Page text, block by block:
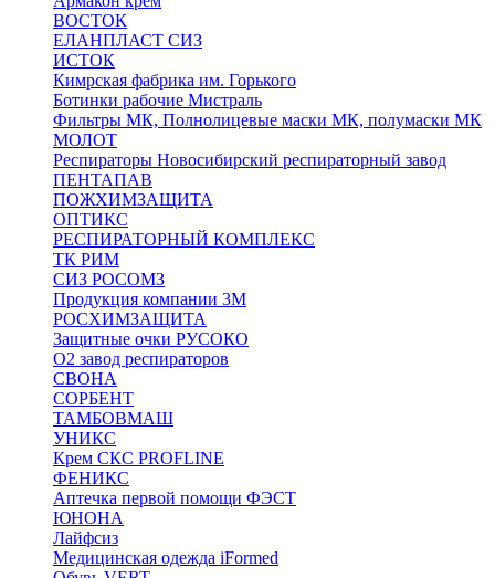
ВОСТОК
ЕЛАНПЛАСТ СИЗ
ИСТОК
Кимрская фабрика им. Горького
Ботинки рабочие Мистраль
Фильтры МК, Полнолицевые маски МК, полумаски МК
МОЛОТ
Респираторы Новосибирский респираторный завод
ПЕНТАПАВ
ПОЖХИМЗАЩИТА
ОПТИКС
РЕСПИРАТОРНЫЙ КОМПЛЕКС
ТК РИМ
СИЗ РОСОМЗ
Продукция компании 3M
РОСХИМЗАЩИТА
Защитные очки РУСОКО
О2 завод респираторов
СВОНА
СОРБЕНТ
ТАМБОВМАШ
УНИКС
Крем СКС PROFLINE
ФЕНИКС
Аптечка первой помощи ФЭСТ
ЮНОНА
Лайфсиз
Медицинская одежда iFormed